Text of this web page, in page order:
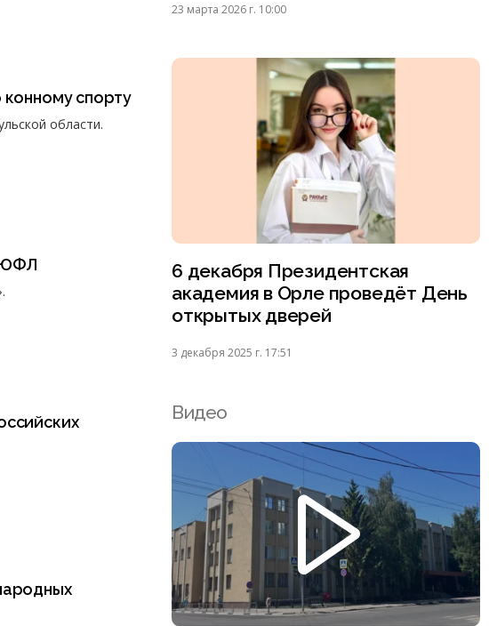
спорту
области.
ЮФЛ
23 марта 2026 г. 10:00
6 декабря Президентская
академия в Орле проведёт День
открытых дверей
3 декабря 2025 г. 17:51
Видео